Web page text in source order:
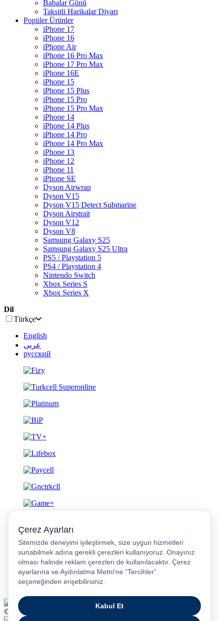
Babalar Günü
Taksitli Harikalar Diyarı
Popüler Ürünler
iPhone 17
iPhone 16
iPhone Air
iPhone 16 Pro Max
iPhone 17 Pro Max
iPhone 16E
iPhone 15
iPhone 15 Plus
iPhone 15 Pro
iPhone 15 Pro Max
iPhone 14
iPhone 14 Plus
iPhone 14 Pro
iPhone 14 Pro Max
iPhone 13
iPhone 12
iPhone 11
iPhone SE
Dyson Airwrap
Dyson V15
Dyson V15 Detect Submarine
Dyson Airstrait
Dyson V12
Dyson V8
Samsung Galaxy S25
Samsung Galaxy S25 Ultra
PS5 / Playstation 5
PS4 / Playstation 4
Nintendo Switch
Xbox Series S
Xbox Series X
Dil
Türkçe
English
عربى
русский
Gizlilik ve Güvenlik
© 2026 Turkcell